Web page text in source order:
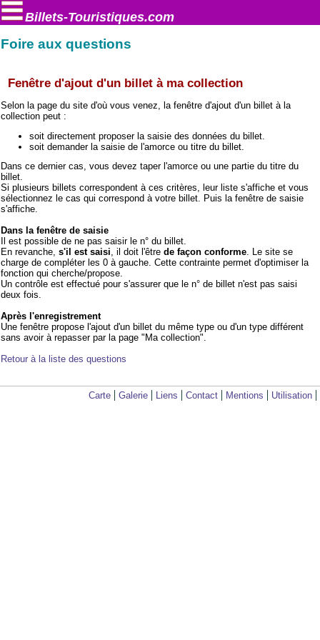
Billets-Touristiques.com
Foire aux questions
Fenêtre d'ajout d'un billet à ma collection
Selon la page du site d'où vous venez, la fenêtre d'ajout d'un billet à la
collection peut :
soit directement proposer la saisie des données du billet.
soit demander la saisie de l'amorce ou titre du billet.
Dans ce dernier cas, vous devez taper l'amorce ou une partie du titre du
billet.
Si plusieurs billets correspondent à ces critères, leur liste s'affiche et vous
sélectionnez le cas qui correspond à votre billet. Puis la fenêtre de saisie
s'affiche.
Dans la fenêtre de saisie
Il est possible de ne pas saisir le n° du billet.
En revanche, s'il est saisi, il doit l'être de façon conforme. Le site se
charge de compléter les 0 à gauche. Cette contrainte permet d'optimiser la
fonction qui cherche/propose.
Un contrôle est effectué pour s'assurer que le n° de billet n'est pas saisi
deux fois.
Après l'enregistrement
Une fenêtre propose l'ajout d'un billet du même type ou d'un type différent
sans avoir à repasser par la page "Ma collection".
Retour à la liste des questions
Carte Galerie Liens Contact Mentions Utilisation